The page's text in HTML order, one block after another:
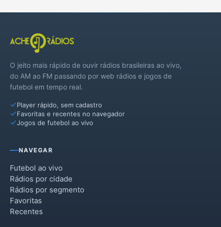
O jeito mais rápido de ouvir rádios brasileiras ao vivo,
do AM ao FM passando por web rádios e jogos de
futebol em tempo real.
Player rápido, sem cadastro
Favoritas e recentes no navegador
Jogos de futebol ao vivo
NAVEGAR
Futebol ao vivo
Rádios por cidade
Rádios por segmento
Favoritas
Recentes